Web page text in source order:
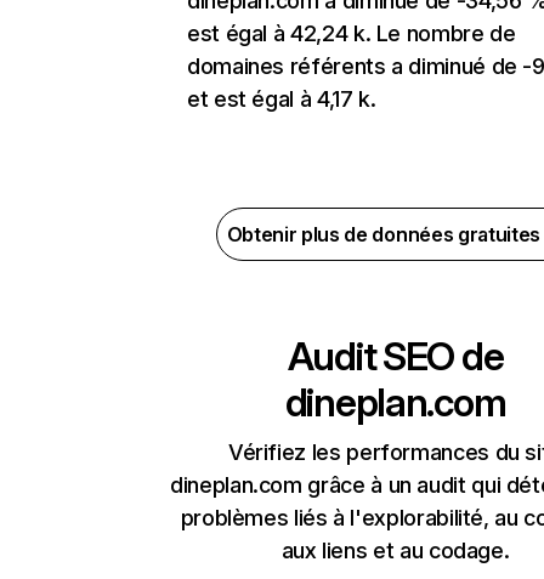
est égal à 42,24 k. Le nombre de
domaines référents a diminué de -
et est égal à 4,17 k.
Obtenir plus de données
Audit SEO de
dineplan.com
Vérifiez les performances du
dineplan.com grâce à un audit qui
problèmes liés à l'explorabilité, au
aux liens et au codage.